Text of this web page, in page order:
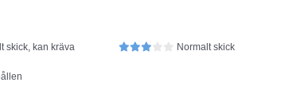
skick, kan kräva
Normalt skick